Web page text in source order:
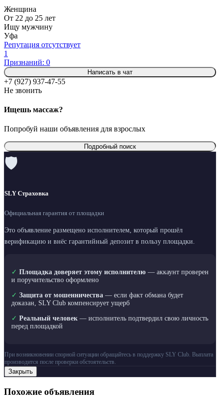
Женщина
От 22 до 25 лет
Ищу мужчину
Уфа
Репутация отсутствует
1
Признаний: 0
Написать в чат
+7 (927) 937-47-55
Не звонить
Ищешь массаж?
Попробуй наши объявления для взрослых
Подробный поиск
🛡
SLY Страховка
Официальная гарантия от площадки
Это объявление размещено исполнителем, который прошёл
верификацию и внёс гарантийный депозит в пользу площадки.
✓ Площадка доверяет этому исполнителю — аккаунт проверен
и поручительство оформлено
✓ Защита от мошенничества — если факт обмана будет
доказан, SLY Club компенсирует ущерб
✓ Реальный человек — исполнитель подтвердил свою личность
перед площадкой
При возникновении спорной ситуации обращайтесь в поддержку SLY Club. Выплата
производится после проверки обстоятельств.
Закрыть
Похожие объявления